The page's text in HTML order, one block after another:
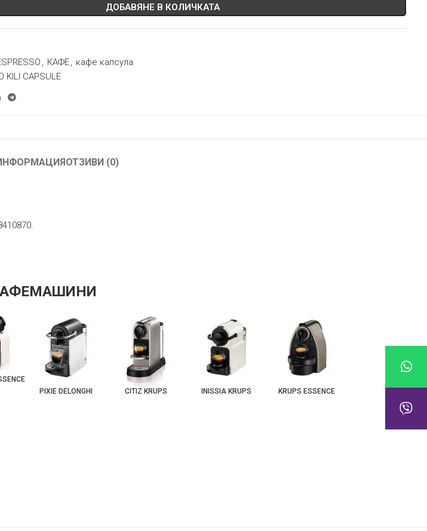
ДОБАВЯНЕ В КОЛИЧКАТА
, КАФЕ, кафе капсула
KILI CAPSULE
ОТЗИВИ (0)
PIXIE DELONGHI
CITIZ KRUPS INISSIA KRUPS KRUPS ESSENCE